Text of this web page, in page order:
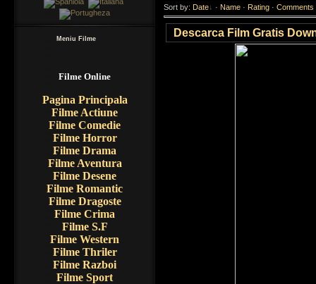
Meniu Filme
Filme Online
Pagina Principala
Filme Actiune
Filme Comedie
Filme Horror
Filme Drama
Filme Aventura
Filme Desene
Filme Romantic
Filme Dragoste
Filme Crima
Filme S.F
Filme Western
Filme Thriler
Filme Razboi
Filme Sport
Sort by: Date · Name · Rating · Comments
Descarca Film Gratis